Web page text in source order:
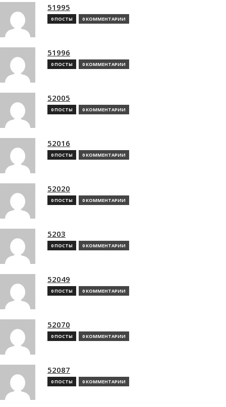
51995
0 ПОСТЫ 0 КОММЕНТАРИИ
51996
0 ПОСТЫ 0 КОММЕНТАРИИ
52005
0 ПОСТЫ 0 КОММЕНТАРИИ
52016
0 ПОСТЫ 0 КОММЕНТАРИИ
52020
0 ПОСТЫ 0 КОММЕНТАРИИ
5203
0 ПОСТЫ 0 КОММЕНТАРИИ
52049
0 ПОСТЫ 0 КОММЕНТАРИИ
52070
0 ПОСТЫ 0 КОММЕНТАРИИ
52087
0 ПОСТЫ 0 КОММЕНТАРИИ